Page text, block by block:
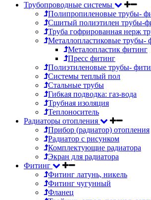
Трубопроводные системы
Полипропиленовые трубы-
Сшитый полиэтилен трубы-
Труба гофрированная нерж
Металлопластиковые трубы-
Металопластик фитинг
Пресс фитинг
Полиэтиленовые трубы-
Системы теплый пол
Стальные трубы
Гибкая подводка: газ-вода
Трубная изоляция
Теплоноситель
Радиаторы отопления
Прибор (радиатор) отопления
Радиатор с рисунком
Комплектующие радиатора
Экран для радиатора
Фитинг
Фитинг латунь, никель
Фитинг чугунный
Фланец